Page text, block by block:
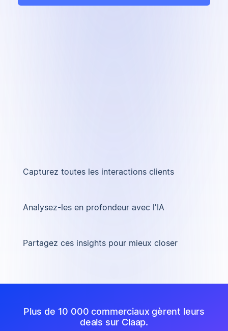
Capturez toutes les interactions clients
Analysez-les en profondeur avec l'IA
Partagez ces insights pour mieux closer
Plus de 10 000 commerciaux gèrent leurs
deals sur Claap.